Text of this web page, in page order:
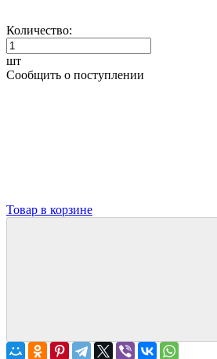
Количество:
шт
Сообщить о поступлении
Товар в корзине